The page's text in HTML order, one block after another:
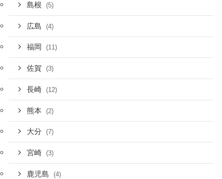
島根 (5)
広島 (4)
福岡 (11)
佐賀 (3)
長崎 (12)
熊本 (2)
大分 (7)
宮崎 (3)
鹿児島 (4)